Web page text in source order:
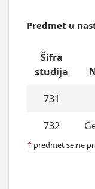
Predmet u
Šifra
studija
731
732
* predmet se ne